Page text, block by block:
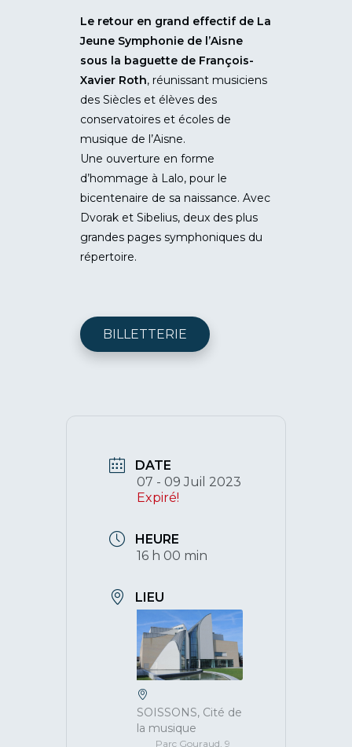
Le retour en grand effectif de La
Jeune Symphonie de l’Aisne
sous la baguette de François-
Xavier Roth, réunissant musiciens
des Siècles et élèves des
conservatoires et écoles de
musique de l’Aisne.
Une ouverture en forme
d’hommage à Lalo, pour le
bicentenaire de sa naissance. Avec
Dvorak et Sibelius, deux des plus
grandes pages symphoniques du
répertoire.
BILLETTERIE
DATE
07 - 09 Juil 2023
Expiré!
HEURE
16 h 00 min
LIEU
SOISSONS, Cité de
la musique
Parc Gouraud, 9